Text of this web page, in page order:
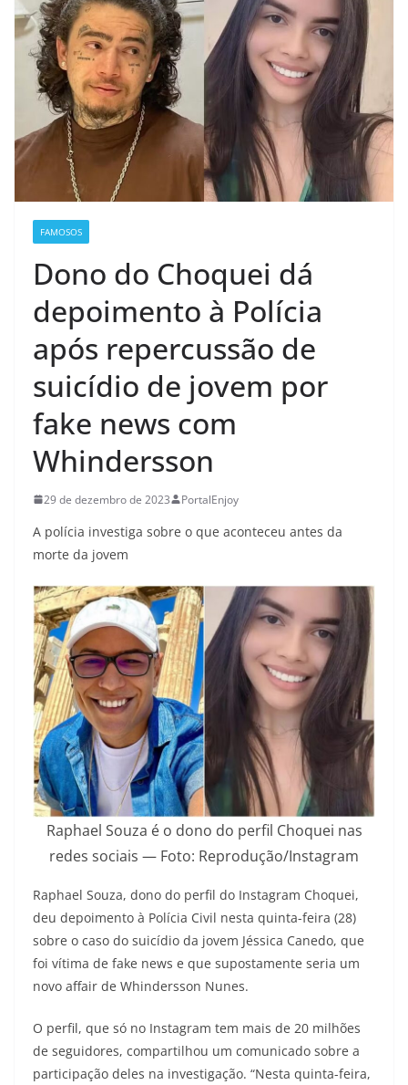
FAMOSOS
Dono do Choquei dá
depoimento à Polícia
após repercussão de
suicídio de jovem por
fake news com
Whindersson
29 de dezembro de 2023 PortalEnjoy
A polícia investiga sobre o que aconteceu antes da
morte da jovem
Raphael Souza é o dono do perfil Choquei nas
redes sociais — Foto: Reprodução/Instagram
Raphael Souza, dono do perfil do Instagram Choquei,
deu depoimento à Polícia Civil nesta quinta-feira (28)
sobre o caso do suicídio da jovem Jéssica Canedo, que
foi vítima de fake news e que supostamente seria um
novo affair de Whindersson Nunes.
O perfil, que só no Instagram tem mais de 20 milhões
de seguidores, compartilhou um comunicado sobre a
participação deles na investigação. “Nesta quinta-feira,